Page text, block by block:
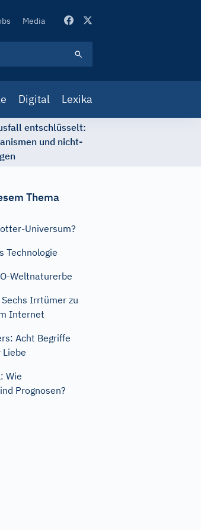
Media
Digital Lexika
entschlüsselt:
und nicht-
Thema
Universum?
Technologie
Weltnaturerbe
Irrtümer zu
Internet
Acht Begriffe
Wie
Prognosen?